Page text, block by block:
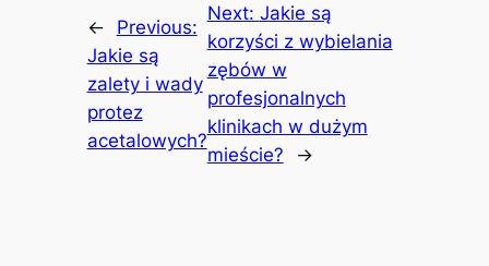
←
Previous:
Jakie są
zalety i wady
protez
acetalowych?
Next: Jakie są
korzyści z wybielania
zębów w
profesjonalnych
klinikach w dużym
mieście?
→